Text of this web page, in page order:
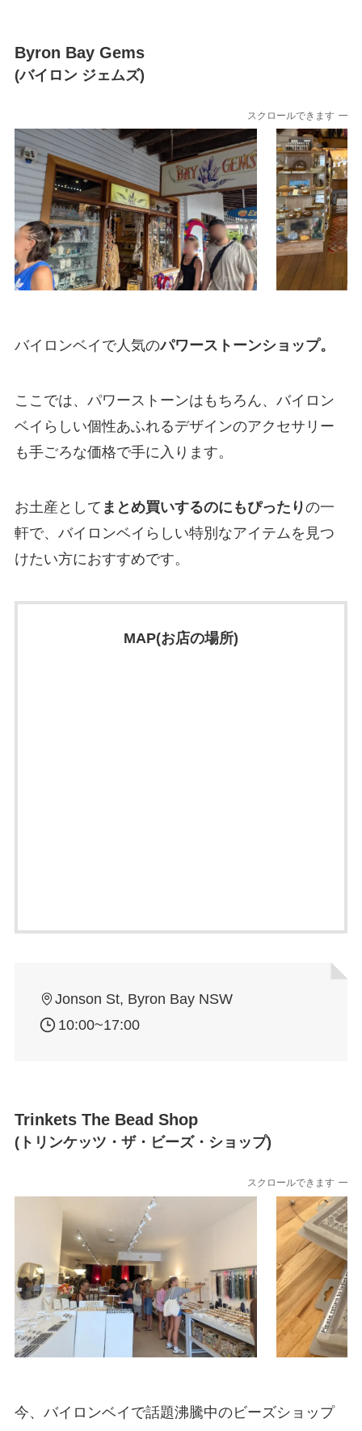
Byron Bay Gems
(バイロン ジェムズ)
スクロールできます
バイロンベイで人気のパワーストーンショップ。
ここでは、パワーストーンはもちろん、バイロン
ベイらしい個性あふれるデザインのアクセサリー
も手ごろな価格で手に入ります。
お土産として まとめ買いするのにもぴったりの一
軒で、バイロンベイらしい特別なアイテムを見つ
けたい方におすすめです。
MAP(お店の場所)
Jonson St, Byron Bay NSW
10:00~17:00
Trinkets The Bead Shop
(トリンケッツ・ザ・ビーズ・ショップ)
スクロールできます
今、バイロンベイで話題沸騰中のビーズショップ